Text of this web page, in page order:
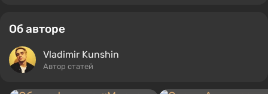
Об авторе
Vladimir Kunshin
Автор статей